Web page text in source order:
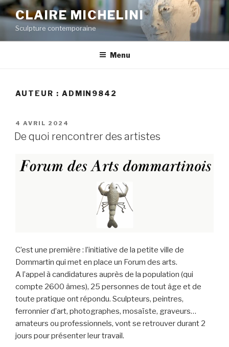
Aller
au
contenu
principal
CLAIRE MICHELINI
Sculpture contemporaine
Menu
AUTEUR : ADMIN9842
PUBLIÉ
LE
4 AVRIL 2024
De quoi rencontrer des artistes
C’est une première : l’initiative de la petite ville de
Dommartin qui met en place un Forum des arts.
A l’appel à candidatures auprès de la population (qui
compte 2600 âmes), 25 personnes de tout âge et de
toute pratique ont répondu. Sculpteurs, peintres,
ferronnier d’art, photographes, mosaïste, graveurs…
amateurs ou professionnels, vont se retrouver durant 2
jours pour présenter leur travail.